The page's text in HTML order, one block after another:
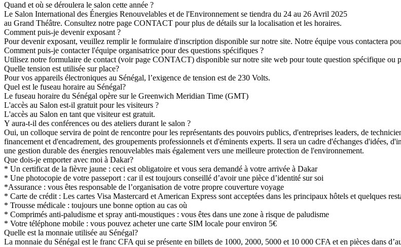
Quand et où se déroulera le salon cette année ?
Le Salon International des Énergies Renouvelables et de l'Environnement se tiendra du 24 au 26 Avril 2025
au Grand Théâtre. Consultez notre page CONTACT pour plus de détails sur la localisation et les horaires.
Comment puis-je devenir exposant ?
Pour devenir exposant, veuillez remplir le formulaire d'inscription disponible sur notre site. Notre équipe vous contactera
Comment puis-je contacter l'équipe organisatrice pour des questions spécifiques ?
Utilisez notre formulaire de contact (voir page CONTACT) disponible sur notre site web pour toute question spécifique ou
Quelle tension est utilisée sur place?
Pour vos appareils électroniques au Sénégal, l’exigence de tension est de 230 Volts.
Quel est le fuseau horaire au Sénégal?
Le fuseau horaire du Sénégal opère sur le Greenwich Meridian Time (GMT)
L'accès au Salon est-il gratuit pour les visiteurs ?
L'accès au Salon en tant que visiteur est gratuit.
Y aura-t-il des conférences ou des ateliers durant le salon ?
Oui, un colloque servira de point de rencontre pour les représentants des pouvoirs publics, d'entreprises leaders, de
financement et d'encadrement, des groupements professionnels et d'éminents experts. Il sera un cadre d'échanges d'idées,
une gestion durable des énergies renouvelables mais également vers une meilleure protection de l'environnement.
Que dois-je emporter avec moi à Dakar?
* Un certificat de la fièvre jaune : ceci est obligatoire et vous sera demandé à votre arrivée à Dakar
* Une photocopie de votre passeport : car il est toujours conseillé d’avoir une pièce d’identité sur soi
*Assurance : vous êtes responsable de l’organisation de votre propre couverture voyage
* Carte de crédit : Les cartes Visa Mastercard et American Express sont acceptées dans les principaux hôtels et quelques
* Trousse médicale : toujours une bonne option au cas où
* Comprimés anti-paludisme et spray anti-moustiques : vous êtes dans une zone à risque de paludisme
* Votre téléphone mobile : vous pouvez acheter une carte SIM locale pour environ 5€
Quelle est la monnaie utilisée au Sénégal?
La monnaie du Sénégal est le franc CFA qui se présente en billets de 1000, 2000, 5000 et 10 000 CFA et en pièces dans